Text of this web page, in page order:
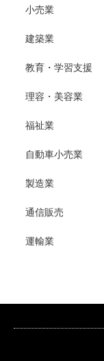
小売業
建築業
教育・学習支援
理容・美容業
福祉業
自動車小売業
製造業
通信販売
運輸業